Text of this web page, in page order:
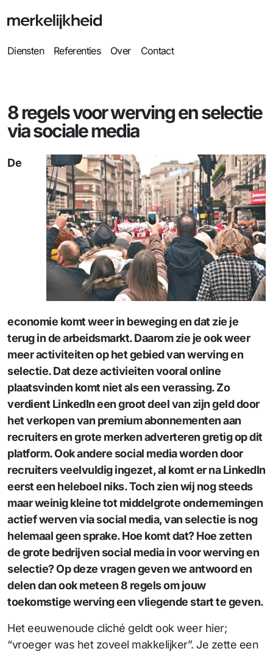
Diensten Referenties Over Contact
8 regels voor werving en selectie
via sociale media
De
economie komt weer in beweging en dat zie je
terug in de arbeidsmarkt. Daarom zie je ook weer
meer activiteiten op het gebied van werving en
selectie. Dat deze activieiten vooral online
plaatsvinden komt niet als een verassing. Zo
verdient LinkedIn een groot deel van zijn geld door
het verkopen van premium abonnementen aan
recruiters en grote merken adverteren gretig op dit
platform. Ook andere social media worden door
recruiters veelvuldig ingezet, al komt er na LinkedIn
eerst een heleboel niks. Toch zien wij nog steeds
maar weinig kleine tot middelgrote ondernemingen
actief werven via social media, van selectie is nog
helemaal geen sprake. Hoe komt dat? Hoe zetten
de grote bedrijven social media in voor werving en
selectie? Op deze vragen geven we antwoord en
delen dan ook meteen 8 regels om jouw
toekomstige werving een vliegende start te geven.
Het eeuwenoude cliché geldt ook weer hier;
“vroeger was het zoveel makkelijker”. Je zette een